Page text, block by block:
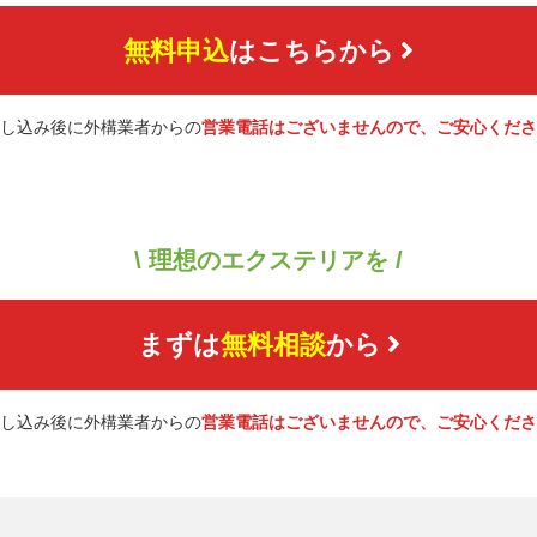
無料申込はこちらから
込み後に外構業者からの営業電話はございませんので、ご安心くだ
\ 理想のエクステリアを /
まずは無料相談から
込み後に外構業者からの営業電話はございませんので、ご安心くだ